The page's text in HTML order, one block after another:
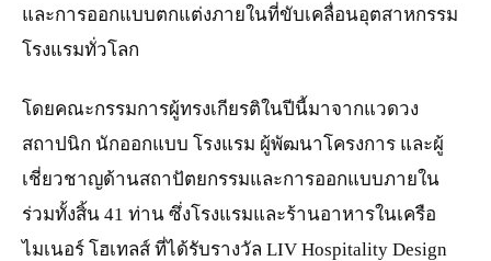
และการออกแบบตกแต่งภายในที่ขับเคลื่อนอุตสาหกรรม
โรงแรมทั่วโลก
โดยคณะกรรมการผู้ทรงเกียรติในปีนี้มาจากแวดวง
สถาปนิก นักออกแบบ โรงแรม ผู้พัฒนาโครงการ และผู้
เชี่ยวชาญด้านสถาปัตยกรรมและการออกแบบภายใน
ร่วมทั้งสิ้น 41 ท่าน ซึ่งโรงแรมและร้านอาหารในเครือ
ไมเนอร์ โฮเทลส์ ที่ได้รับรางวัล LIV Hospitality Design